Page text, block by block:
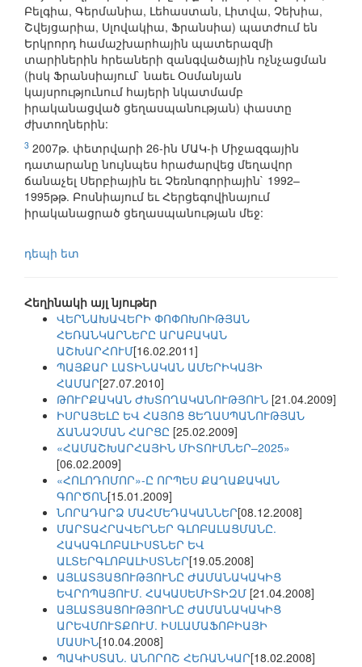
Բելգիա, Գերմանիա, Լեհաստան, Լիտվա, Չեխիա,
Շվեյցարիա, Սլովակիա, Ֆրանսիա) պատժում են
Երկրորդ համաշխարհային պատերազմի
տարիներին հրեաների զանգվածային ոչնչացման
(իսկ Ֆրանսիայում` նաեւ Օսմանյան
կայսրությունում հայերի նկատմամբ
իրականացված ցեղասպանության) փաստը
ժխտողներին:
3 2007թ. փետրվարի 26-ին ՄԱԿ-ի Միջազգային
դատարանը նույնպես հրաժարվեց մեղավոր
ճանաչել Սերբիային եւ Չեռնոգորիային` 1992–
1995թթ. Բոսնիայում եւ Հերցեգովինայում
իրականացրած ցեղասպանության մեջ:
դեպի ետ
Հեղինակի այլ նյութեր
ՎԵՐՆԱԽԱՎԵՐԻ ՓՈՓՈԽՈԻԹՅԱՆ
ՀԵՌԱՆԿԱՐՆԵՐԸ ԱՐԱԲԱԿԱՆ
ԱՇԽԱՐՀՈՒՄ[16.02.2011]
ՊԱՅՔԱՐ ԼԱՏԻՆԱԿԱՆ ԱՄԵՐԻԿԱՅԻ
ՀԱՄԱՐ[27.07.2010]
ԹՈՒՐՔԱԿԱՆ ԺԽՏՈՂԱԿԱՆՈՒԹՅՈՒՆ [21.04.2009]
ԻՍՐԱՅԵԼԸ ԵՎ ՀԱՅՈՑ ՑԵՂԱՍՊԱՆՈՒԹՅԱՆ
ՃԱՆԱՉՄԱՆ ՀԱՐՑԸ [25.02.2009]
«ՀԱՄԱՇԽԱՐՀԱՅԻՆ ՄԻՏՈՒՄՆԵՐ–2025»
[06.02.2009]
«ՀՈԼՈԴՈՄՈՐ»-Ը ՈՐՊԵՍ ՔԱՂԱՔԱԿԱՆ
ԳՈՐԾՈՆ[15.01.2009]
ՆՈՐԱԴԱՐՁ ՄԱՀՄԵԴԱԿԱՆՆԵՐ[08.12.2008]
ՄԱՐՏԱՀՐԱՎԵՐՆԵՐ ԳԼՈԲԱԼԱՑՄԱՆԸ.
ՀԱԿԱԳԼՈԲԱԼԻՍՏՆԵՐ ԵՎ
ԱԼՏԵՐԳԼՈԲԱԼԻՍՏՆԵՐ[19.05.2008]
ԱՅԼԱՏՅԱՑՈՒԹՅՈՒՆԸ ԺԱՄԱՆԱԿԱԿԻՑ
ԵՎՐՈՊԱՅՈՒՄ. ՀԱԿԱՍԵՄԻՏԻԶՄ [21.04.2008]
ԱՅԼԱՏՅԱՑՈՒԹՅՈՒՆԸ ԺԱՄԱՆԱԿԱԿԻՑ
ԱՐԵՎՄՈՒՏՔՈՒՄ. ԻՍԼԱՄԱՖՈԲԻԱՅԻ
ՄԱՍԻՆ[10.04.2008]
ՊԱԿԻՍՏԱՆ. ԱՆՈՐՈՇ ՀԵՌԱՆԿԱՐ[18.02.2008]